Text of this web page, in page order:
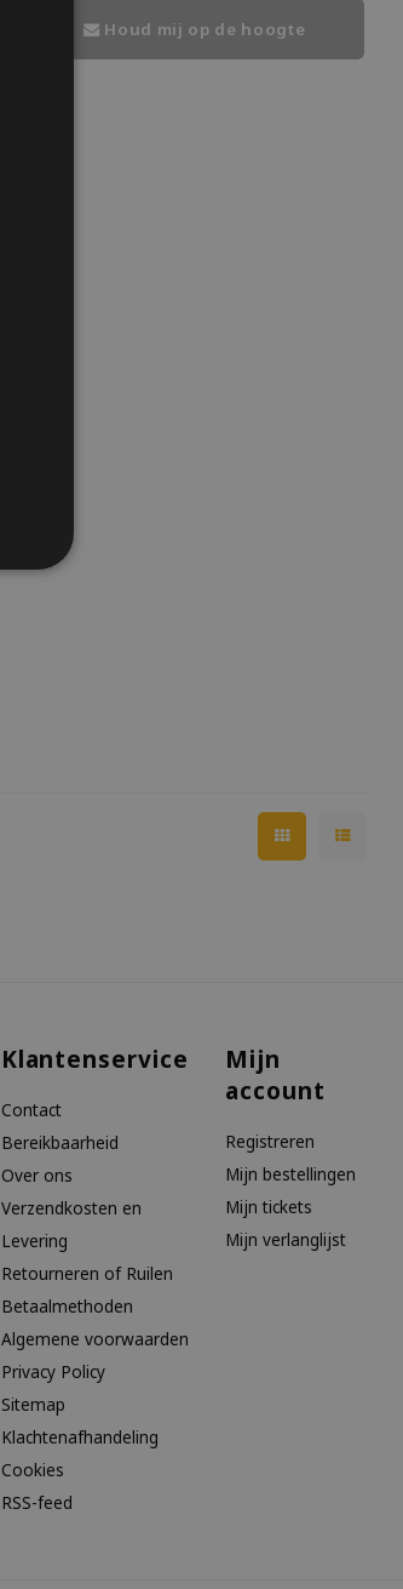
Houd mij op de hoogte
Klantenservice
Contact
Bereikbaarheid
Over ons
Verzendkosten en
Levering
Retourneren of Ruilen
Betaalmethoden
Algemene voorwaarden
Privacy Policy
Sitemap
Klachtenafhandeling
Cookies
RSS-feed
Mijn
account
Registreren
Mijn bestellingen
Mijn tickets
Mijn verlanglijst